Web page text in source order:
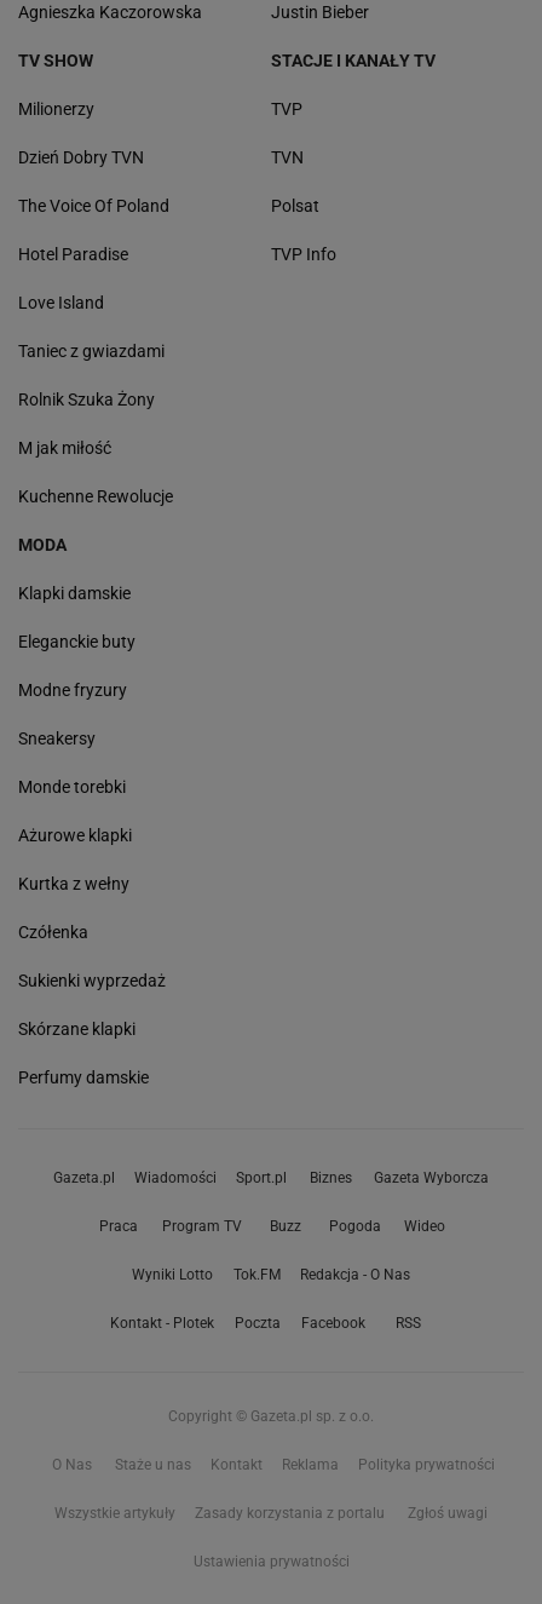
Agnieszka Kaczorowska Justin Bieber
TV SHOW
Milionerzy
Dzień Dobry TVN
The Voice Of Poland
Hotel Paradise
Love Island
Taniec z gwiazdami
Rolnik Szuka Żony
M jak miłość
Kuchenne Rewolucje
STACJE I KANAŁY TV
TVP
TVN
Polsat
TVP Info
MODA
Klapki damskie
Eleganckie buty
Modne fryzury
Sneakersy
Monde torebki
Ażurowe klapki
Kurtka z wełny
Czółenka
Sukienki wyprzedaż
Skórzane klapki
Perfumy damskie
Gazeta.pl Wiadomości Sport.pl Biznes Gazeta Wyborcza
Praca Program TV Buzz Pogoda Wideo
Wyniki Lotto Tok.FM Redakcja - O Nas
Kontakt - Plotek Poczta Facebook RSS
Copyright © Gazeta.pl sp. z o.o.
O Nas Staże u nas Kontakt Reklama Polityka prywatności
Wszystkie artykuły Zasady korzystania z portalu Zgłoś uwagi
Ustawienia prywatności